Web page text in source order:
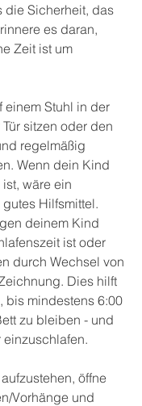
die Sicherheit, das
es daran,
Zeit ist um
einem Stuhl in der
sitzen oder den
regelmäßig
Wenn dein Kind
wäre ein
Hilfsmittel.
deinem Kind
ist oder
durch Wechsel von
Dies hilft
bis mindestens 6:00
zu bleiben - und
öffne
Vorhänge und